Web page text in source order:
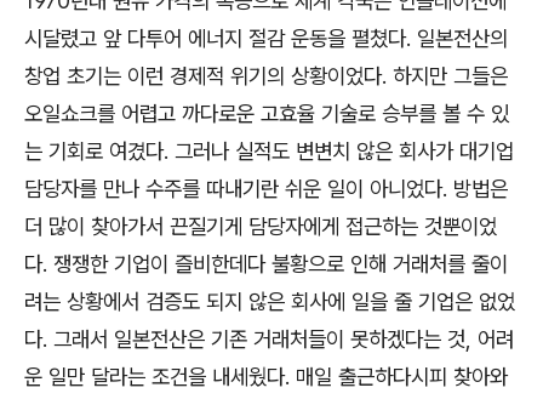
시달렸고 앞 다투어 에너지 절감 운동을 펼쳤다. 일본전산의
창업 초기는 이런 경제적 위기의 상황이었다. 하지만 그들은
오일쇼크를 어렵고 까다로운 고효율 기술로 승부를 볼 수 있
는 기회로 여겼다. 그러나 실적도 변변치 않은 회사가 대기업
담당자를 만나 수주를 따내기란 쉬운 일이 아니었다. 방법은
더 많이 찾아가서 끈질기게 담당자에게 접근하는 것뿐이었
다. 쟁쟁한 기업이 즐비한데다 불황으로 인해 거래처를 줄이
려는 상황에서 검증도 되지 않은 회사에 일을 줄 기업은 없었
다. 그래서 일본전산은 기존 거래처들이 못하겠다는 것 어려
운 일만 달라는 조건을 내세웠다. 매일 출근하다시피 찾아와